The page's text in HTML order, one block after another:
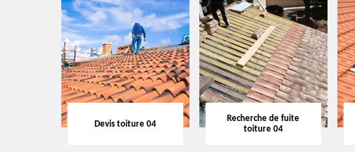
Devis toiture 04
Recherche de fuite
toiture 04